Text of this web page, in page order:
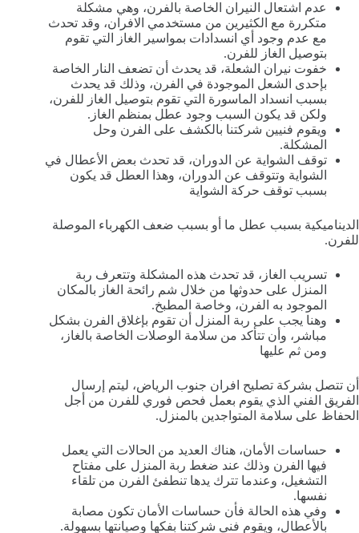
عدم اشتعال النيران الخاصة بالفرن، وهي مشكلة
متكررة مع الكثيرين من مستخدمي الافران، وقد تحدث
مع عدم وجود أي انسدادات بمواسير الغاز التي تقوم
بتوصيل الغاز للفرن.
خفوت نيران الشعلة، قد يحدث أن تضعف النار الخاصة
بإحدى الشعل الموجودة في الفرن، وذلك قد يحدث
بسبب انسداد الماسورة التي تقوم بتوصيل الغاز للفرن،
ولكن قد يكون السبب وجود عطل بمنظم الغاز.
ويقوم فنيين شركتنا بالكشف على الفرن وحل
المشكلة.
توقف الشواية عن الدوران، قد تحدث بعض الأعطال في
الشواية وتتوقف عن الدوران، وهذا العطل قد يكون
بسبب توقف حركة الشواية
الديناميكية بسبب عطل ما أو بسبب ضعف الكهرباء الموصلة
للفرن.
تسريب الغاز، قد تحدث هذه المشكلة وتتعرف ربة
المنزل على حدوثها من خلال شم رائحة الغاز بالمكان
الموجود به الفرن، وخاصة المطبخ.
وهنا يجب على ربة المنزل أن تقوم بإغلاق الفرن بشكل
مباشر، وأن تتأكد من سلامة الوصلات الخاصة بالغاز،
ومن ثم عليها
أن تتصل بشركة تصليح افران جنوب الرياض، ليتم إرسال
الفريق الفني الذي يقوم بعمل فحص فوري للفرن من أجل
الحفاظ على سلامة المتواجدين بالمنزل.
حساسات الأمان، هناك العديد من الحالات التي يعمل
فيها الفرن وذلك عند ضغط ربة المنزل على مفتاح
التشغيل، وعندما تترك يدها تنطفئ الفرن من تلقاء
نفسها.
وفي هذه الحالة فأن حساسات الأمان تكون مصابة
بالأعطال، ويقوم فني شركتنا بفكها وصيانتها بسهولة.